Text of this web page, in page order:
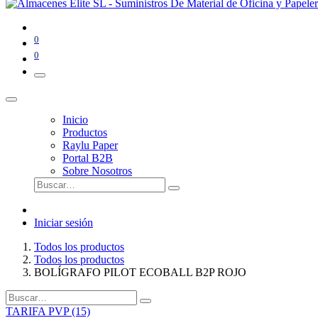
0
0
Inicio
Productos
Raylu Paper
Portal B2B
Sobre Nosotros
Iniciar sesión
Todos los productos
Todos los productos
BOLÍGRAFO PILOT ECOBALL B2P ROJO
TARIFA PVP (15)